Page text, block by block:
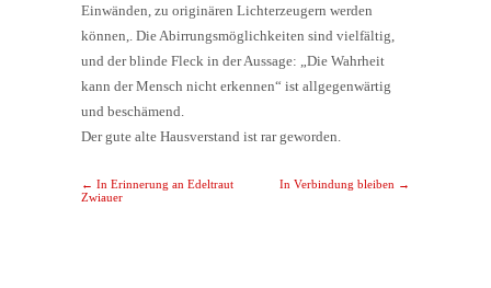
Einwänden, zu originären Lichterzeugern werden
können,. Die Abirrungsmöglichkeiten sind vielfältig,
und der blinde Fleck in der Aussage: „Die Wahrheit
kann der Mensch nicht erkennen“ ist allgegenwärtig
und beschämend.
Der gute alte Hausverstand ist rar geworden.
Post navigation
← In Erinnerung an Edeltraut
Zwiauer
In Verbindung bleiben →